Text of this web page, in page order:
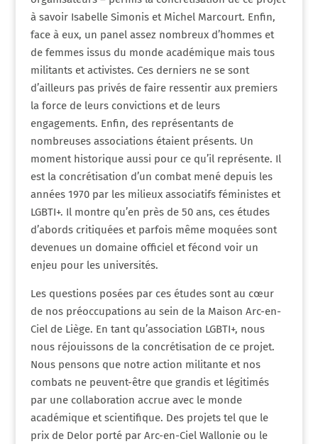
à savoir Isabelle Simonis et Michel Marcourt. Enfin,
face à eux, un panel assez nombreux d’hommes et
de femmes issus du monde académique mais tous
militants et activistes. Ces derniers ne se sont
d’ailleurs pas privés de faire ressentir aux premiers
la force de leurs convictions et de leurs
engagements. Enfin, des représentants de
nombreuses associations étaient présents. Un
moment historique aussi pour ce qu’il représente. Il
est la concrétisation d’un combat mené depuis les
années 1970 par les milieux associatifs féministes et
LGBTI+. Il montre qu’en près de 50 ans, ces études
d’abords critiquées et parfois même moquées sont
devenues un domaine officiel et fécond voir un
enjeu pour les universités.
Les questions posées par ces études sont au cœur
de nos préoccupations au sein de la Maison Arc-en-
Ciel de Liège. En tant qu’association LGBTI+, nous
nous réjouissons de la concrétisation de ce projet.
Nous pensons que notre action militante et nos
combats ne peuvent-être que grandis et légitimés
par une collaboration accrue avec le monde
académique et scientifique. Des projets tel que le
prix de Delor porté par Arc-en-Ciel Wallonie ou le